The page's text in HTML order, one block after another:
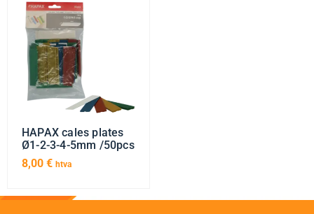
HAPAX cales plates
Ø1-2-3-4-5mm /50pcs
8,00 € htva